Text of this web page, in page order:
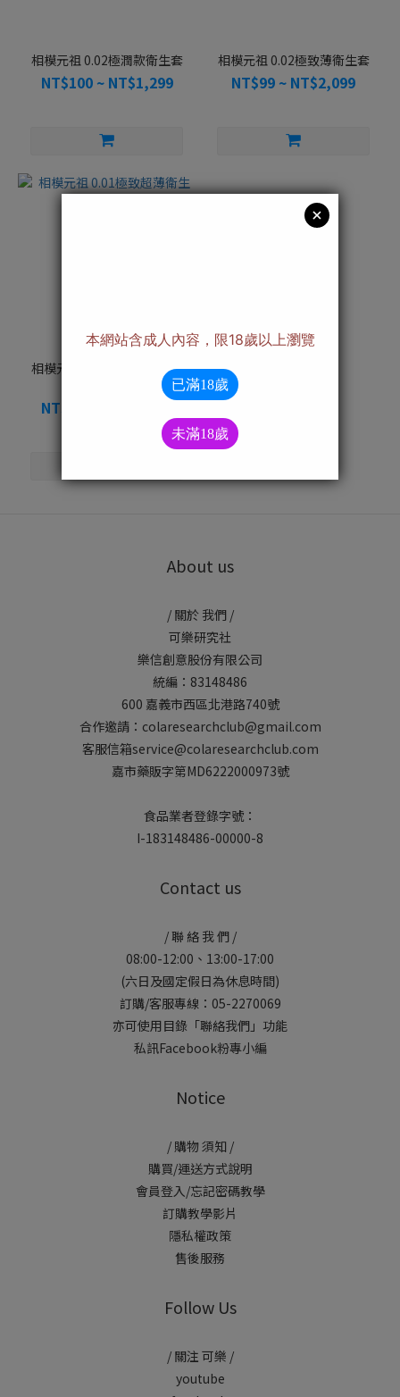
相模元祖 0.02極潤款衛生套
NT$100 ~ NT$1,299
相模元祖 0.02極致薄衛生套
NT$99 ~ NT$2,099
相模元祖 0.01極致超薄衛生
NT$210 ~ NT$1,899
About us
/ 關於 我們 /
可樂研究社
樂信創意股份有限公司
統編：83148486
600 嘉義市西區北港路740號
合作邀請：colaresearchclub@gmail.com
客服信箱service@colaresearchclub.com
嘉市藥販字第MD6222000973號
食品業者登錄字號：
I-183148486-00000-8
Contact us
/ 聯 絡 我 們 /
08:00-12:00、13:00-17:00
(六日及國定假日為休息時間)
訂購/客服專線：05-2270069
亦可使用目錄「聯絡我們」功能
私訊Facebook粉專小編
Notice
/ 購物 須知 /
購買/運送方式說明
會員登入/忘記密碼教學
訂購教學影片
隱私權政策
售後服務
Follow Us
/ 關注 可樂 /
youtube